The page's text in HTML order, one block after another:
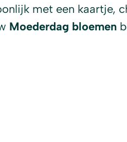
met een kaartje,
Moederdag bloemen